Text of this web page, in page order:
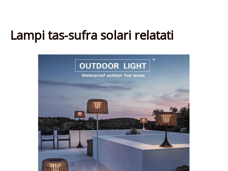
Lampi tas-sufra solari relatati